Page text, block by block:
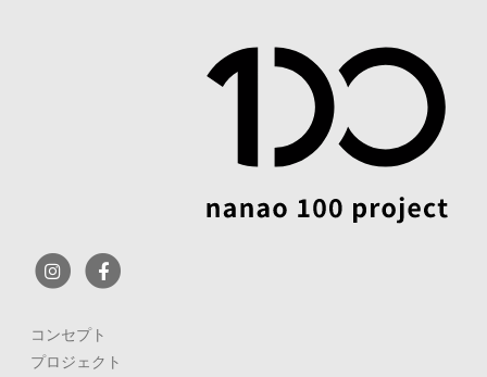
コンセプト
プロジェクト